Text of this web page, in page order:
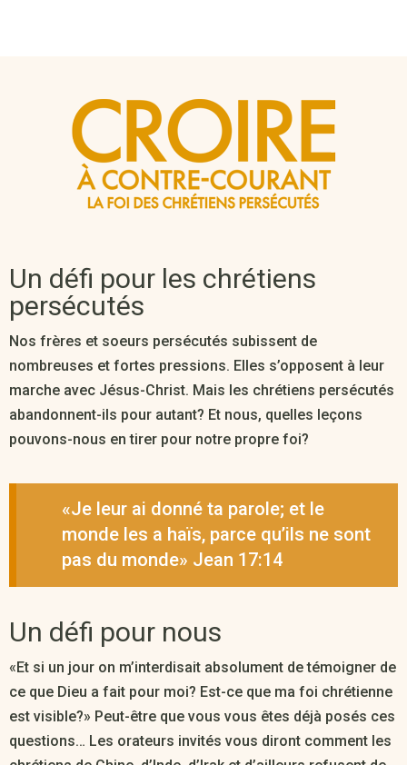
Un défi pour les chrétiens
persécutés
Nos frères et soeurs persécutés subissent de
nombreuses et fortes pressions. Elles s’opposent à leur
marche avec Jésus-Christ. Mais les chrétiens persécutés
abandonnent-ils pour autant? Et nous, quelles leçons
pouvons-nous en tirer pour notre propre foi?
«Je leur ai donné ta parole; et le
monde les a haïs, parce qu’ils ne sont
pas du monde» Jean 17:14
Un défi pour nous
«Et si un jour on m’interdisait absolument de témoigner de
ce que Dieu a fait pour moi? Est-ce que ma foi chrétienne
est visible?» Peut-être que vous vous êtes déjà posés ces
questions… Les orateurs invités vous diront comment les